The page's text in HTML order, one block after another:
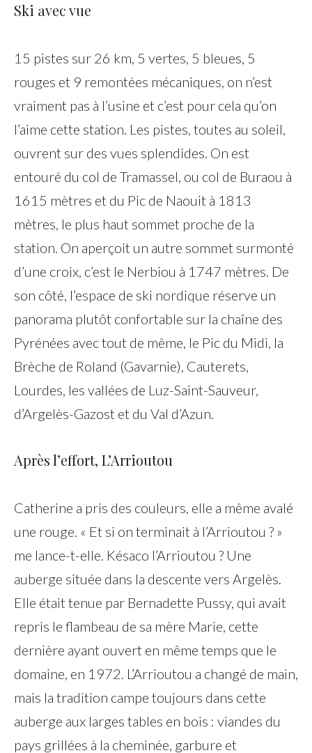
Ski avec vue
15 pistes sur 26 km, 5 vertes, 5 bleues, 5
rouges et 9 remontées mécaniques, on n’est
vraiment pas à l’usine et c’est pour cela qu’on
l’aime cette station. Les pistes, toutes au soleil,
ouvrent sur des vues splendides. On est
entouré du col de Tramassel, ou col de Buraou à
1615 mètres et du Pic de Naouit à 1813
mètres, le plus haut sommet proche de la
station. On aperçoit un autre sommet surmonté
d’une croix, c’est le Nerbiou à 1747 mètres. De
son côté, l’espace de ski nordique réserve un
panorama plutôt confortable sur la chaîne des
Pyrénées avec tout de même, le Pic du Midi, la
Brèche de Roland (Gavarnie), Cauterets,
Lourdes, les vallées de Luz-Saint-Sauveur,
d’Argelès-Gazost et du Val d’Azun.
Après l’effort, L’Arrioutou
Catherine a pris des couleurs, elle a même avalé
une rouge. « Et si on terminait à l’Arrioutou ? »
me lance-t-elle. Késaco l’Arrioutou ? Une
auberge située dans la descente vers Argelès.
Elle était tenue par Bernadette Pussy, qui avait
repris le flambeau de sa mère Marie, cette
dernière ayant ouvert en même temps que le
domaine, en 1972. L’Arrioutou a changé de main,
mais la tradition campe toujours dans cette
auberge aux larges tables en bois : viandes du
pays grillées à la cheminée, garbure et